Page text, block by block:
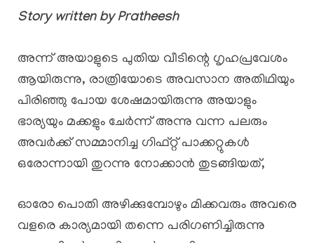
Story written by Pratheesh
അന്ന് അയാളുടെ പുതിയ വീടിന്റെ ഗൃഹപ്രവേശം
ആയിരുന്നു, രാത്രിയോടെ അവസാന അതിഥിയും
പിരിഞ്ഞു പോയ ശേഷമായിരുന്നു അയാളും
ഭാര്യയും മക്കളും ചേർന്ന് അന്നു വന്ന പലരും
അവർക്ക് സമ്മാനിച്ച ഗിഫ്റ്റ് പാക്കറ്റുകൾ
ഒരോന്നായി തുറന്നു നോക്കാൻ തുടങ്ങിയത്,
ഓരോ പൊതി അഴിക്കുമ്പോഴും മിക്കവരും അവരെ
വളരെ കാര്യമായി തന്നെ പരിഗണിച്ചിരുന്നു